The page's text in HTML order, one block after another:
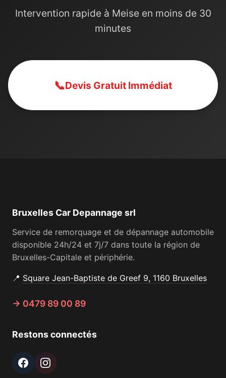
Intervention rapide à Meise en moins de 30
minutes
📞Devis Gratuit Immédiat
Bruxelles Car Depannage srl
Service de remorquage et de dépannage automobile
disponible 24h/24 et 7j/7 dans toute la région de
Bruxelles-Capitale et périphérie.
📍 Square Jean-Baptiste de Greef 9, 1160 Bruxelles
→ 0479 89 00 89
Restons connectés